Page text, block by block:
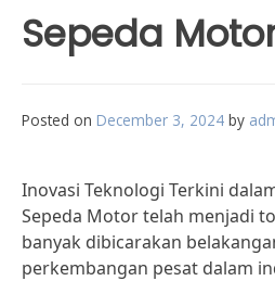
Sepeda
Posted on December 3, 2024 by
Inovasi Teknologi Terkini
Sepeda Motor telah menjadi
banyak dibicarakan
perkembangan pesat dalam